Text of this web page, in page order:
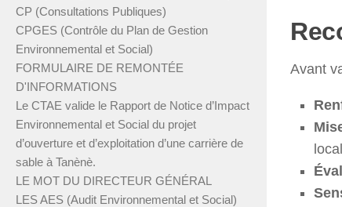
Avant
CP (Consultations Publiques)
CPGES (Contrôle du Plan de Gestion
Environnemental et Social)
FORMULAIRE DE REMONTÉE
D'INFORMATIONS
Le CTAE valide le Rapport de Notice d’Impact
Environnemental et Social du projet
d’ouverture et d’exploitation d’une carrière de
sable à Tanènè.
LE MOT DU DIRECTEUR GÉNÉRAL
LES AES (Audit Environnemental et Social)